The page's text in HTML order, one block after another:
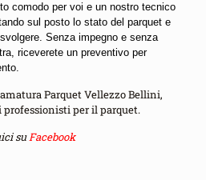
comodo per voi e un nostro tecnico
sul posto lo stato del parquet e
Senza impegno e senza
riceverete un preventivo per
Parquet Vellezzo Bellini,
per il parquet.
suFacebook